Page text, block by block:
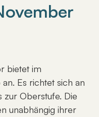
bietet im
Es richtet sich an
zur Oberstufe. Die
unabhängig ihrer